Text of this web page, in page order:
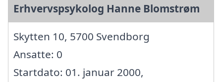
Erhvervspsykolog Hanne Blomstrøm
Skytten 10, 5700 Svendborg
Ansatte: 0
Startdato: 01. januar 2000,